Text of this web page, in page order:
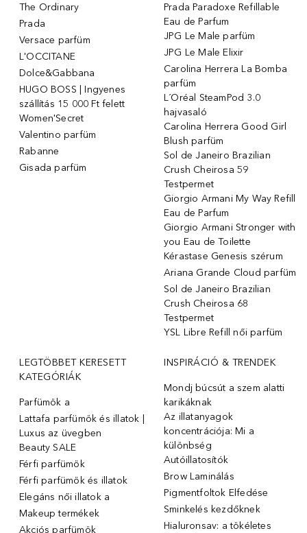
The Ordinary
Prada
Versace parfüm
L'OCCITANE
Dolce&Gabbana
HUGO BOSS | Ingyenes
szállítás 15 000 Ft felett
Women'Secret
Valentino parfüm
Rabanne
Gisada parfüm
Prada Paradoxe Refillable
Eau de Parfum
JPG Le Male parfüm
JPG Le Male Elixir
Carolina Herrera La Bomba
parfüm
L´Oréal SteamPod 3.0
hajvasaló
Carolina Herrera Good Girl
Blush parfüm
Sol de Janeiro Brazilian
Crush Cheirosa 59
Testpermet
Giorgio Armani My Way Refill
Eau de Parfum
Giorgio Armani Stronger with
you Eau de Toilette
Kérastase Genesis szérum
Ariana Grande Cloud parfüm
Sol de Janeiro Brazilian
Crush Cheirosa 68
Testpermet
YSL Libre Refill női parfüm
LEGTÖBBET KERESETT
KATEGÓRIÁK
Parfümök ️a
Lattafa parfümök és illatok |
Luxus az üvegben
Beauty SALE
Férfi parfümök
Férfi parfümök és illatok
Elegáns női illatok ️a
Makeup termékek
Akciós parfümök
INSPIRÁCIÓ & TRENDEK
Mondj búcsút a szem alatti
karikáknak
Az illatanyagok
koncentrációja: Mi a
különbség
Autóillatosítók
Brow Laminálás
Pigmentfoltok Elfedése
Sminkelés kezdőknek
Hialuronsav: a tökéletes